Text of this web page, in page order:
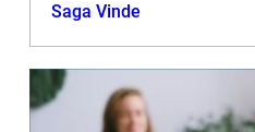
Saga Vinde